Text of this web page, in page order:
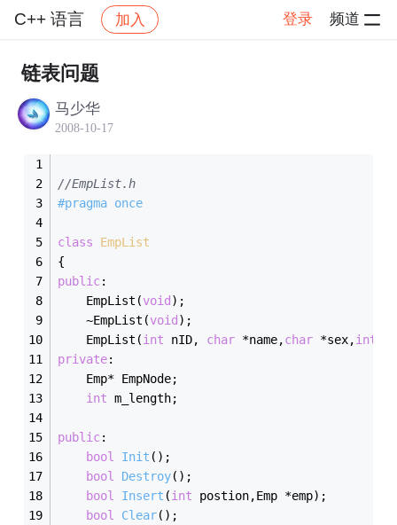
C++ 语言 加入 登录 频道
社区 C++ 语言
链表问题
马少华
2008-10-17
//EmpList.h
#pragma once
class
EmpList
{
public:
	EmpList(
void );
	~EmpList(
void );
	EmpList(
int nID, char *name,char *sex,int
private:
	Emp* EmpNode;
int m_length;
public:
bool
Init () ;
bool
Destroy() ;
bool
Insert (int postion,Emp *emp) ;
bool
Clear() ;